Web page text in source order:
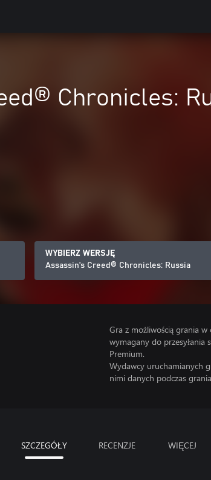
Chronicles:
WYBIERZ WERSJĘ
Assassin's Creed® Chronicles: Russia
Gra z możliwością grania
wymagany do przesyłania
Premium.
Wydawcy uruchamianych
nimi danych podczas
SZCZEGÓŁY RECENZJE WIĘCEJ